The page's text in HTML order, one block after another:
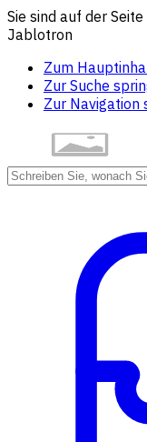
Sie sind auf der
Jablotron
Zum
Zur Suche
Zur Navigation